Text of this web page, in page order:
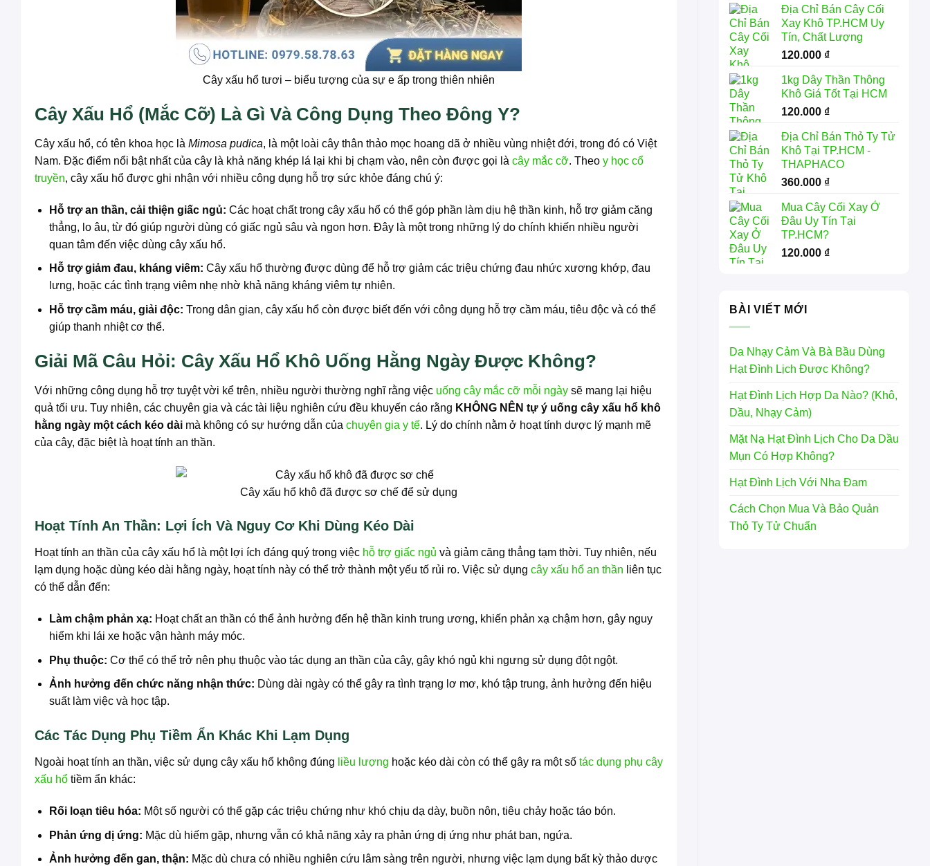
Cây xấu hổ tươi – biểu tượng của sự e ấp trong thiên nhiên
Cây Xấu Hổ (Mắc Cỡ) Là Gì Và Công Dụng Theo Đông Y?
Cây xấu hổ, có tên khoa học là Mimosa pudica, là một loài cây thân thảo mọc hoang dã ở nhiều vùng nhiệt đới, trong đó có Việt
Nam. Đặc điểm nổi bật nhất của cây là khả năng khép lá lại khi bị chạm vào, nên còn được gọi là cây mắc cỡ. Theo y học cổ
truyền, cây xấu hổ được ghi nhận với nhiều công dụng hỗ trợ sức khỏe đáng chú ý:
Hỗ trợ an thần, cải thiện giấc ngủ: Các hoạt chất trong cây xấu hổ có thể góp phần làm dịu hệ thần kinh, hỗ trợ giảm căng
thẳng, lo âu, từ đó giúp người dùng có giấc ngủ sâu và ngon hơn. Đây là một trong những lý do chính khiến nhiều người
quan tâm đến việc dùng cây xấu hổ.
Hỗ trợ giảm đau, kháng viêm: Cây xấu hổ thường được dùng để hỗ trợ giảm các triệu chứng đau nhức xương khớp, đau
lưng, hoặc các tình trạng viêm nhẹ nhờ khả năng kháng viêm tự nhiên.
Hỗ trợ cầm máu, giải độc: Trong dân gian, cây xấu hổ còn được biết đến với công dụng hỗ trợ cầm máu, tiêu độc và có thể
giúp thanh nhiệt cơ thể.
Giải Mã Câu Hỏi: Cây Xấu Hổ Khô Uống Hằng Ngày Được Không?
Với những công dụng hỗ trợ tuyệt vời kể trên, nhiều người thường nghĩ rằng việc uống cây mắc cỡ mỗi ngày sẽ mang lại hiệu
quả tối ưu. Tuy nhiên, các chuyên gia và các tài liệu nghiên cứu đều khuyến cáo rằng KHÔNG NÊN tự ý uống cây xấu hổ khô
hằng ngày một cách kéo dài mà không có sự hướng dẫn của chuyên gia y tế. Lý do chính nằm ở hoạt tính dược lý mạnh mẽ
của cây, đặc biệt là hoạt tính an thần.
Cây xấu hổ khô đã được sơ chế để sử dụng
Hoạt Tính An Thần: Lợi Ích Và Nguy Cơ Khi Dùng Kéo Dài
Hoạt tính an thần của cây xấu hổ là một lợi ích đáng quý trong việc hỗ trợ giấc ngủ và giảm căng thẳng tạm thời. Tuy nhiên, nếu
lạm dụng hoặc dùng kéo dài hằng ngày, hoạt tính này có thể trở thành một yếu tố rủi ro. Việc sử dụng cây xấu hổ an thần liên tục
có thể dẫn đến:
Làm chậm phản xạ: Hoạt chất an thần có thể ảnh hưởng đến hệ thần kinh trung ương, khiến phản xạ chậm hơn, gây nguy
hiểm khi lái xe hoặc vận hành máy móc.
Phụ thuộc: Cơ thể có thể trở nên phụ thuộc vào tác dụng an thần của cây, gây khó ngủ khi ngưng sử dụng đột ngột.
Ảnh hưởng đến chức năng nhận thức: Dùng dài ngày có thể gây ra tình trạng lơ mơ, khó tập trung, ảnh hưởng đến hiệu
suất làm việc và học tập.
Các Tác Dụng Phụ Tiềm Ẩn Khác Khi Lạm Dụng
Ngoài hoạt tính an thần, việc sử dụng cây xấu hổ không đúng liều lượng hoặc kéo dài còn có thể gây ra một số tác dụng phụ cây
xấu hổ tiềm ẩn khác:
Rối loạn tiêu hóa: Một số người có thể gặp các triệu chứng như khó chịu dạ dày, buồn nôn, tiêu chảy hoặc táo bón.
Phản ứng dị ứng: Mặc dù hiếm gặp, nhưng vẫn có khả năng xảy ra phản ứng dị ứng như phát ban, ngứa.
Ảnh hưởng đến gan, thận: Mặc dù chưa có nhiều nghiên cứu lâm sàng trên người, nhưng việc lạm dụng bất kỳ thảo dược
từ
99.000 ₫
Địa Chỉ Bán Cây Cối
Xay Khô TP.HCM Uy
Tín, Chất Lượng
120.000 ₫
1kg Dây Thần Thông
Khô Giá Tốt Tại HCM
120.000 ₫
Địa Chỉ Bán Thỏ Ty Tử
Khô Tại TP.HCM -
THAPHACO
360.000 ₫
Mua Cây Cối Xay Ở
Đâu Uy Tín Tại
TP.HCM?
120.000 ₫
BÀI VIẾT MỚI
Da Nhạy Cảm Và Bà Bầu Dùng
Hạt Đình Lịch Được Không?
Hạt Đình Lịch Hợp Da Nào? (Khô,
Dầu, Nhạy Cảm)
Mặt Nạ Hạt Đình Lịch Cho Da Dầu
Mụn Có Hợp Không?
Hạt Đình Lịch Với Nha Đam
Cách Chọn Mua Và Bảo Quản
Thỏ Ty Tử Chuẩn